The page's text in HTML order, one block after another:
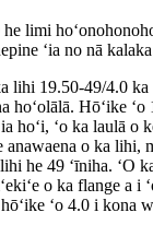
limi
ʻia no nā
lihi 19.50-49/4.0 ka
hoʻolālā. Hōʻike
hoʻi, ʻo ka laulā o
anawaena o ka lihi,
he 49 ʻīniha. ʻO
o ka flange a i
ʻo 4.0 i kona